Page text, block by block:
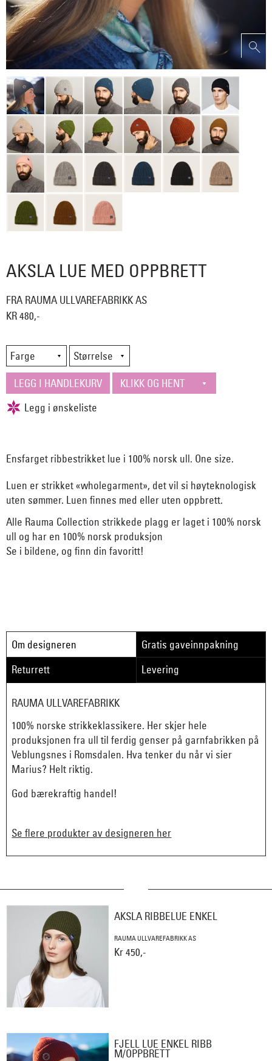
AKSLA LUE MED OPPBRETT
FRA RAUMA ULLVAREFABRIKK AS
KR 480,-
Ensfarget ribbestrikket lue i 100% norsk ull. One size.
Luen er strikket «wholegarment», det vil si høyteknologisk
uten sømmer. Luen finnes med eller uten oppbrett.
Alle Rauma Collection strikkede plagg er laget i 100% norsk
ull og har en 100% norsk produksjon
Se i bildene, og finn din favoritt!
Om designeren
Gratis gaveinnpakning
Returrett
Levering
RAUMA ULLVAREFABRIKK
100% norske strikkeklassikere. Her skjer hele
produksjonen fra ull til ferdig genser på garnfabrikken på
Veblungsnes i Romsdalen. Hva tenker du når vi sier
Marius? Helt riktig.
God bærekraftig handel!
Se flere produkter av designeren her
AKSLA RIBBELUE ENKEL
RAUMA ULLVAREFABRIKK AS
Kr 450,-
FJELL LUE ENKEL RIBB
M/OPPBRETT